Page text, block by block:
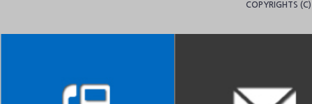
COPYRIGHTS (C)